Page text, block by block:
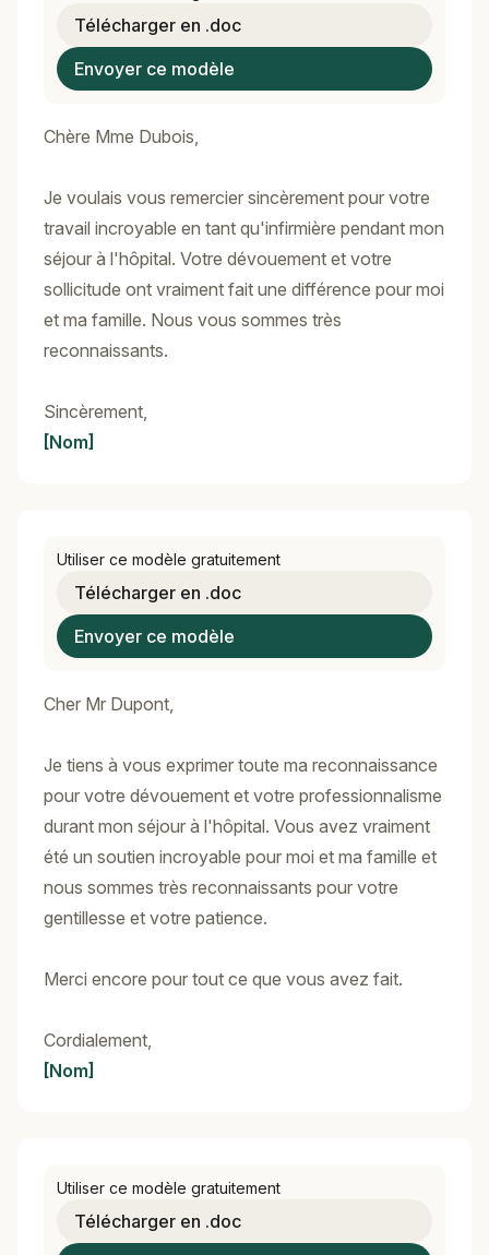
Télécharger en .doc
Envoyer ce modèle
Chère Mme Dubois,
Je voulais vous remercier sincèrement pour votre
travail incroyable en tant qu'infirmière pendant mon
séjour à l'hôpital. Votre dévouement et votre
sollicitude ont vraiment fait une différence pour moi
et ma famille. Nous vous sommes très
reconnaissants.
Sincèrement,
[Nom]
Utiliser ce modèle gratuitement
Télécharger en .doc
Envoyer ce modèle
Cher Mr Dupont,
Je tiens à vous exprimer toute ma reconnaissance
pour votre dévouement et votre professionnalisme
durant mon séjour à l'hôpital. Vous avez vraiment
été un soutien incroyable pour moi et ma famille et
nous sommes très reconnaissants pour votre
gentillesse et votre patience.
Merci encore pour tout ce que vous avez fait.
Cordialement,
[Nom]
Utiliser ce modèle gratuitement
Télécharger en .doc